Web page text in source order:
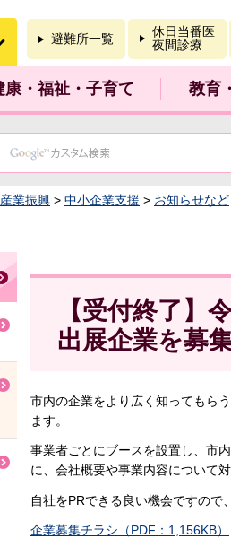
避難所一覧
休日当番医
夜間診療
康・福祉・子育て 教育
産業振興 > 中小企業支援 > お知らせなど
【受付終了】
出展企業を募
市内の企業をより広く知ってもら
ます。
事業者ごとにブースを設置し、市
に、会社概要や事業内容について
自社をPRできる良い機会ですので
企業募集チラシ（PDF：1,156KB）